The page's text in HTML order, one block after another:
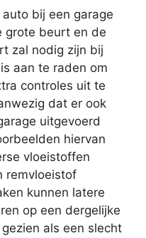
bij een garage
grote beurt en de
zal nodig zijn bij
aan te raden om
controles uit te
dat er ook
uitgevoerd
hiervan
vloeistoffen
remvloeistof
kunnen latere
op een dergelijke
als een slecht